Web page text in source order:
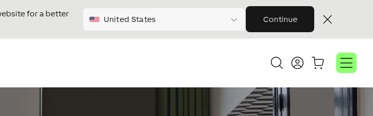
for a better
United States Continue